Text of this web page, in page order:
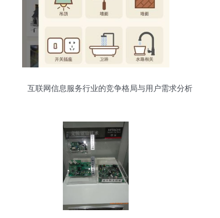
互联网信息服务行业的竞争格局与用户需求分析